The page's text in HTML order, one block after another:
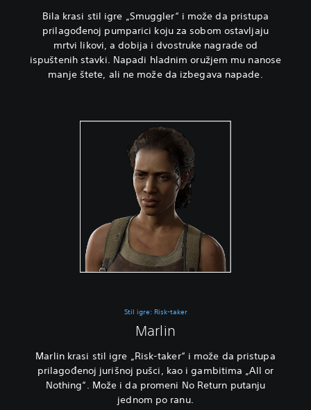
Bila krasi stil igre „Smuggler“ i može da pristupa
prilagođenoj pumparici koju za sobom ostavljaju
mrtvi likovi, a dobija i dvostruke nagrade od
ispuštenih stavki. Napadi hladnim oružjem mu nanose
manje štete, ali ne može da izbegava napade.
Stil igre: Risk-taker
Marlin
Marlin krasi stil igre „Risk-taker“ i može da pristupa
prilagođenoj jurišnoj pušci, kao i gambitima „All or
Nothing“. Može i da promeni No Return putanju
jednom po ranu.